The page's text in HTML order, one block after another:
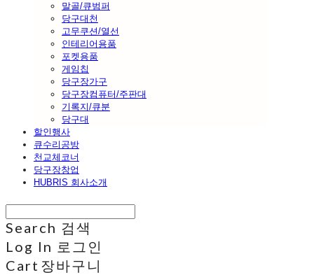
말골/큐범퍼
당구대천
고무쿠션/열선
인테리어용품
포켓용품
게임칩
당구장가구
당구장컴퓨터/주판대
기록지/큐분
당구대
할인행사
큐수리공방
천교체코너
당구장창업
HUBRIS 회사소개
Search 검색
Log In 로그인
Cart 장바구니